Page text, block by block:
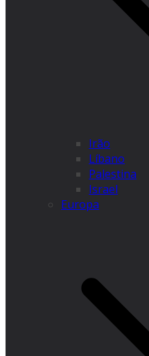
Irão
Líbano
Palestina
Israel
Europa